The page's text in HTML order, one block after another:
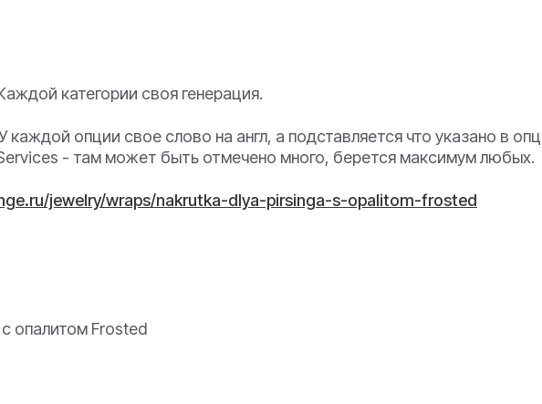
категории своя генерация.
опции свое слово на англ, а подставляется что указано в
- там может быть отмечено много, берется максимум любых.
jewelry/wraps/nakrutka-dlya-pirsinga-s-opalitom-frosted
опалитом Frosted